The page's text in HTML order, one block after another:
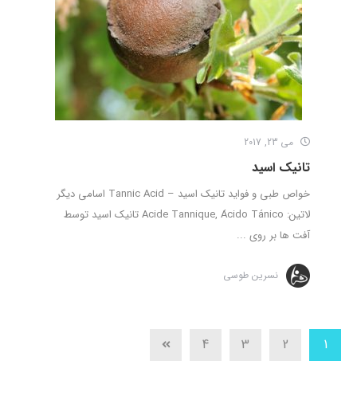
می 23, 2017
تانیک اسید
خواص طبی و فواید تانیک اسید – Tannic Acid اسامی دیگر
لاتین: Acide Tannique, Ácido Tánico تانیک اسید توسط
آفت ها بر روی ...
نسرین طوسی
1
2
3
4